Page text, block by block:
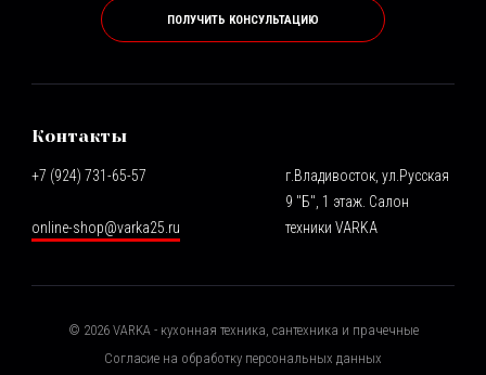
ПОЛУЧИТЬ КОНСУЛЬТАЦИЮ
Контакты
+7 (924) 731-65-57
online-shop@varka25.ru
г.Владивосток, ул.Русская
9 "Б", 1 этаж. Салон
техники VARKA
© 2026VARKA - кухонная техника, сантехника и прачечные
Согласие на обработку персональных данных